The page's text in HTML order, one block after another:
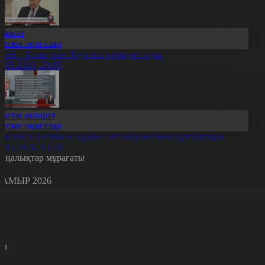
оқиғалар
– Қазақстан: Еуразия төріндегі одақ
20:05
ақпарат
оқиғалар
басшысы Құрбан айт мерекесімен құттықтады
13:20
мұрағаты
2026